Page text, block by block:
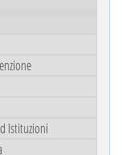
Istituzioni